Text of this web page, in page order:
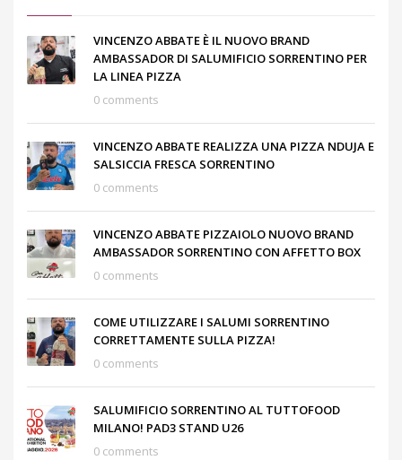
VINCENZO ABBATE È IL NUOVO BRAND
AMBASSADOR DI SALUMIFICIO SORRENTINO PER
LA LINEA PIZZA
0 comments
VINCENZO ABBATE REALIZZA UNA PIZZA NDUJA E
SALSICCIA FRESCA SORRENTINO
0 comments
VINCENZO ABBATE PIZZAIOLO NUOVO BRAND
AMBASSADOR SORRENTINO CON AFFETTO BOX
0 comments
COME UTILIZZARE I SALUMI SORRENTINO
CORRETTAMENTE SULLA PIZZA!
0 comments
SALUMIFICIO SORRENTINO AL TUTTOFOOD
MILANO! PAD3 STAND U26
0 comments